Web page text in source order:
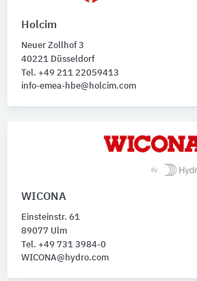
Holcim
Neuer Zollhof 3
40221 Düsseldorf
Tel. +49 211 22059413
info-emea-hbe@holcim.com
WICONA
Einsteinstr. 61
89077 Ulm
Tel. +49 731 3984-0
WICONA@hydro.com